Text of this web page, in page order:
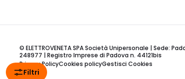
Filtri
© ELETTROVENETA SPA Società Unipersonale | Sede:
248977 | Registro Imprese di Padova n. 44121bis
Privacy PolicyCookies policyGestisci Cookies